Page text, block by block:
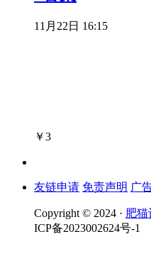
11月22日 16:15
￥3
友链申请 免责声明 广
Copyright © 2024 · 肥猫
ICP备2023002624号-1